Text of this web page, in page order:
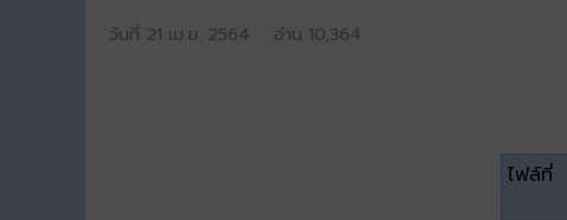
วันที่ 21 เม.ย. 2564 อ่าน 10,364
ไฟล์ที่